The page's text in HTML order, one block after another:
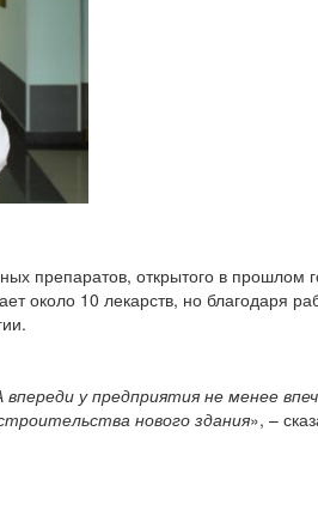
препаратов, открытого в прошлом
около 10 лекарств, но благодаря
у предприятия не менее
нового здания», –